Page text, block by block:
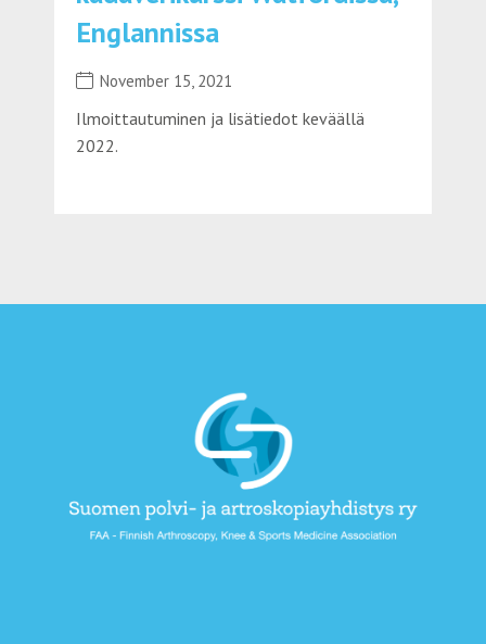
Englannissa
November 15, 2021
Ilmoittautuminen ja lisätiedot keväällä
2022.